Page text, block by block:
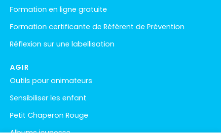
Formation en ligne gratuite
Formation certificante de Référent de Prévention
Réflexion sur une labellisation
AGIR
Outils pour animateurs
Sensibiliser les enfant
Petit Chaperon Rouge